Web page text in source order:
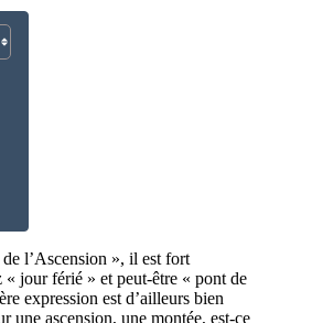
l’Ascension », il est fort
« jour férié » et peut-être « pont de
expression est d’ailleurs bien
une ascension, une montée, est-ce